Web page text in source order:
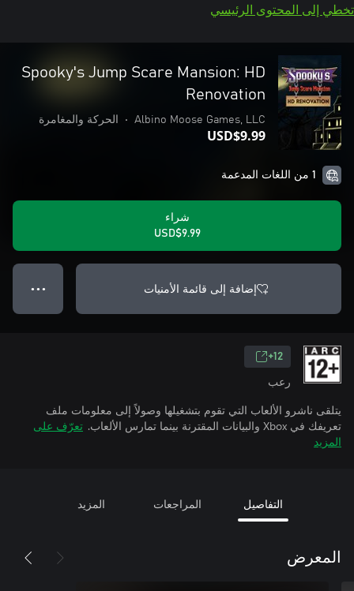
تخطي إلى المحتوى الرئيسي
Spooky's Jump Scare Mansion: HD
Renovation
Albino Moose Games, LLC
• الحركة والمغامرة
USD$9.99
1 من اللغات المدعمة
شراء
USD$9.99
إضافة إلى قائمة الأمنيات ● ● ●
12+
رعب
يتلقى ناشرو الألعاب التي تقوم بتشغيلها وصولاً إلى معلومات ملف
تعريفك في Xbox والبيانات المقترنة بينما تمارس الألعاب.
تعرّف على
المزيد
التفاصيل المراجعات المزيد
المعرض